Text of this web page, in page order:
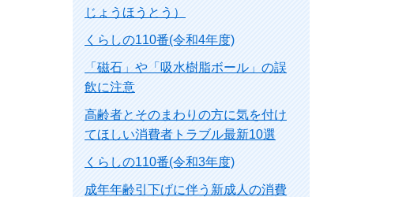
じょうほうとう）
くらしの110番(令和4年度)
「磁石」や「吸水樹脂ボール」の誤
飲に注意
高齢者とそのまわりの方に気を付け
てほしい消費者トラブル最新10選
くらしの110番(令和3年度)
成年年齢引下げに伴う新成人の消費